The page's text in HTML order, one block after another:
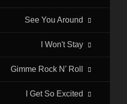
See You Around
I Won't Stay
Gimme Rock N' Roll
I Get So Excited